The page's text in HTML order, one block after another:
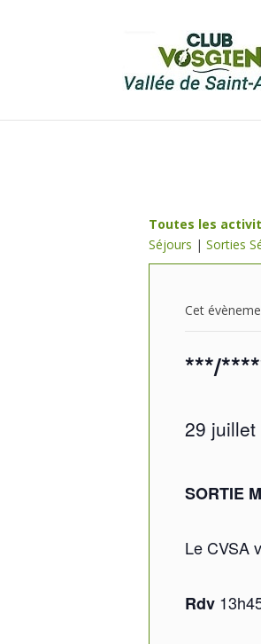
Toutes les
Séjours | Sorties
Cet
***/
29
SORTIE
Le CVSA
Rdv